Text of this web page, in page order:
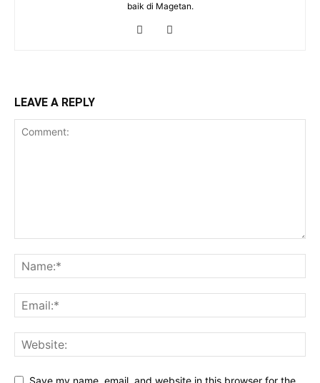
baik di Magetan.
LEAVE A REPLY
Save my name, email, and website in this browser for the